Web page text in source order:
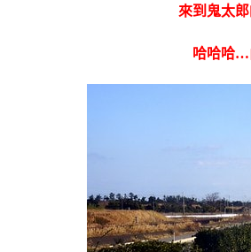
來到鬼太
哈哈哈…